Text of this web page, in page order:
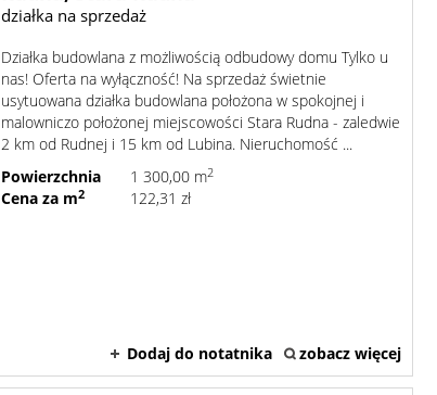
działka na sprzedaż
Działka budowlana z możliwością odbudowy domu Tylko u
nas! Oferta na wyłączność! Na sprzedaż świetnie
usytuowana działka budowlana położona w spokojnej i
malowniczo położonej miejscowości Stara Rudna - zaledwie
2 km od Rudnej i 15 km od Lubina. Nieruchomość ...
Powierzchnia
1 300,00 m2
Cena za m2 122,31 zł
Dodaj do notatnika zobacz więcej